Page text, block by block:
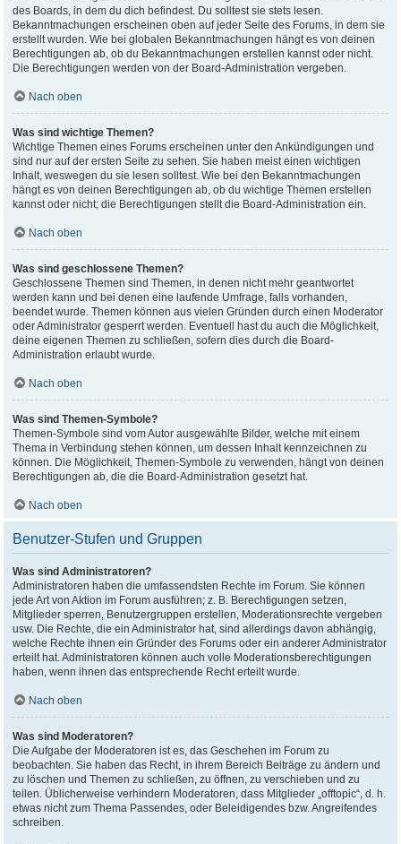
des Boards, in dem du dich befindest. Du solltest sie stets lesen.
Bekanntmachungen erscheinen oben auf jeder Seite des Forums, in dem sie
erstellt wurden. Wie bei globalen Bekanntmachungen hängt es von deinen
Berechtigungen ab, ob du Bekanntmachungen erstellen kannst oder nicht.
Die Berechtigungen werden von der Board-Administration vergeben.
Nach oben
Was sind wichtige Themen?
Wichtige Themen eines Forums erscheinen unter den Ankündigungen und
sind nur auf der ersten Seite zu sehen. Sie haben meist einen wichtigen
Inhalt, weswegen du sie lesen solltest. Wie bei den Bekanntmachungen
hängt es von deinen Berechtigungen ab, ob du wichtige Themen erstellen
kannst oder nicht; die Berechtigungen stellt die Board-Administration ein.
Nach oben
Was sind geschlossene Themen?
Geschlossene Themen sind Themen, in denen nicht mehr geantwortet
werden kann und bei denen eine laufende Umfrage, falls vorhanden,
beendet wurde. Themen können aus vielen Gründen durch einen Moderator
oder Administrator gesperrt werden. Eventuell hast du auch die Möglichkeit,
deine eigenen Themen zu schließen, sofern dies durch die Board-
Administration erlaubt wurde.
Nach oben
Was sind Themen-Symbole?
Themen-Symbole sind vom Autor ausgewählte Bilder, welche mit einem
Thema in Verbindung stehen können, um dessen Inhalt kennzeichnen zu
können. Die Möglichkeit, Themen-Symbole zu verwenden, hängt von deinen
Berechtigungen ab, die die Board-Administration gesetzt hat.
Nach oben
Benutzer-Stufen und Gruppen
Was sind Administratoren?
Administratoren haben die umfassendsten Rechte im Forum. Sie können
jede Art von Aktion im Forum ausführen; z. B. Berechtigungen setzen,
Mitglieder sperren, Benutzergruppen erstellen, Moderationsrechte vergeben
usw. Die Rechte, die ein Administrator hat, sind allerdings davon abhängig,
welche Rechte ihnen ein Gründer des Forums oder ein anderer Administrator
erteilt hat. Administratoren können auch volle Moderationsberechtigungen
haben, wenn ihnen das entsprechende Recht erteilt wurde.
Nach oben
Was sind Moderatoren?
Die Aufgabe der Moderatoren ist es, das Geschehen im Forum zu
beobachten. Sie haben das Recht, in ihrem Bereich Beiträge zu ändern und
zu löschen und Themen zu schließen, zu öffnen, zu verschieben und zu
teilen. Üblicherweise verhindern Moderatoren, dass Mitglieder „offtopic“, d. h.
etwas nicht zum Thema Passendes, oder Beleidigendes bzw. Angreifendes
schreiben.